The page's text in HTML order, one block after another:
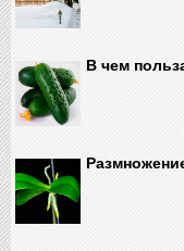
В чем